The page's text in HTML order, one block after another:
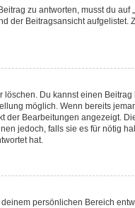
zu antworten, musst du
Beitragsansicht aufgelistet.
Du kannst einen
möglich. Wenn bereits
Bearbeitungen angezeigt.
jedoch, falls sie es für nötig
hat.
persönlichen Bereich